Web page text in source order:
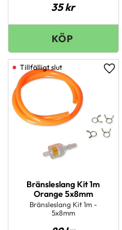
35kr
Bränsleslang Kit 1m
Orange 5x8mm
Bränsleslang Kit 1m -
5x8mm